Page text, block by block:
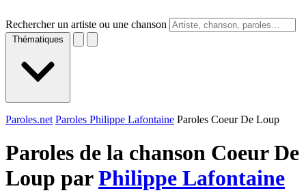
Rechercher un artiste ou une chanson
Thématiques
Paroles.net Paroles Philippe Lafontaine Paroles Coeur De Loup
Paroles de la chanson Coeur De
Loup parPhilippe Lafontaine